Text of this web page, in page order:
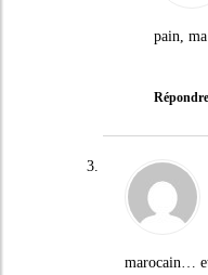
pain,
Répondre
marocain…